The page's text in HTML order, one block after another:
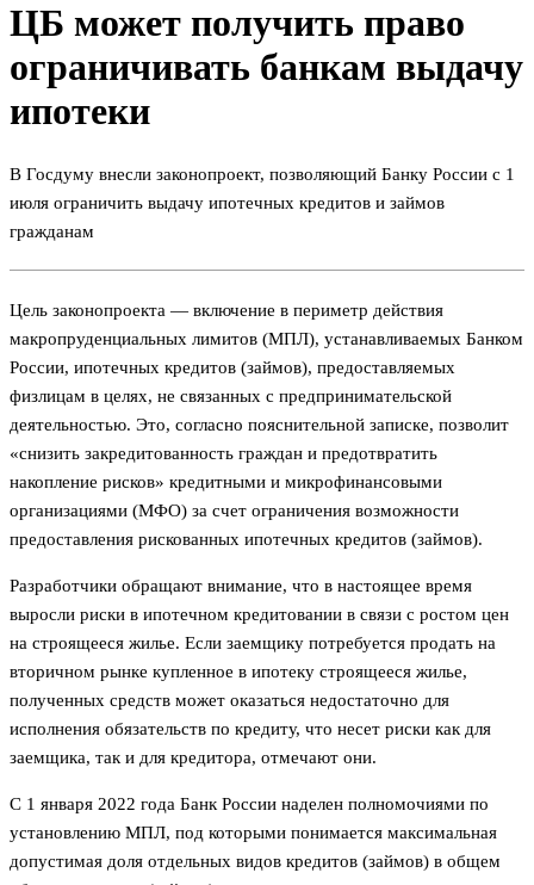
ЦБ может получить право
ограничивать банкам выдачу
ипотеки
В Госдуму внесли законопроект, позволяющий Банку России с 1
июля ограничить выдачу ипотечных кредитов и займов
гражданам
Цель законопроекта — включение в периметр действия
макропруденциальных лимитов (МПЛ), устанавливаемых Банком
России, ипотечных кредитов (займов), предоставляемых
физлицам в целях, не связанных с предпринимательской
деятельностью. Это, согласно пояснительной записке, позволит
«снизить закредитованность граждан и предотвратить
накопление рисков» кредитными и микрофинансовыми
организациями (МФО) за счет ограничения возможности
предоставления рискованных ипотечных кредитов (займов).
Разработчики обращают внимание, что в настоящее время
выросли риски в ипотечном кредитовании в связи с ростом цен
на строящееся жилье. Если заемщику потребуется продать на
вторичном рынке купленное в ипотеку строящееся жилье,
полученных средств может оказаться недостаточно для
исполнения обязательств по кредиту, что несет риски как для
заемщика, так и для кредитора, отмечают они.
С 1 января 2022 года Банк России наделен полномочиями по
установлению МПЛ, под которыми понимается максимальная
допустимая доля отдельных видов кредитов (займов) в общем